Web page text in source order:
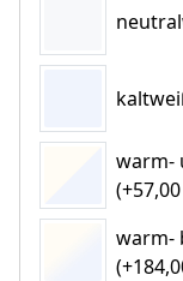
warm-
warm-